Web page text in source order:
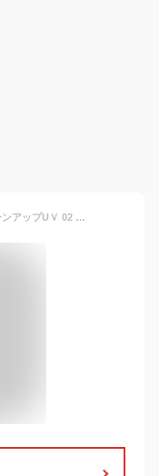
ALLIE(アリィー)クロノビューティ トーンアップUＶ 02 SPF50+ PA++++【日焼け止め】【顔&からだ用】